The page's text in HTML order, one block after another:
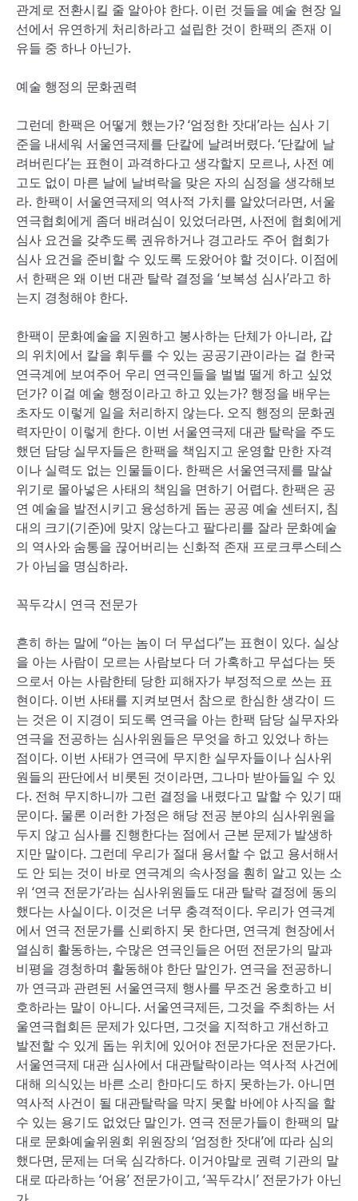
관계로 전환시킬 줄 알아야 한다. 이런 것들을 예술 현장 일
선에서 유연하게 처리하라고 설립한 것이 한팩의 존재 이
유들 중 하나 아닌가.
예술 행정의 문화권력
그런데 한팩은 어떻게 했는가? ‘엄정한 잣대’라는 심사 기
준을 내세워 서울연극제를 단칼에 날려버렸다. ‘단칼에 날
려버린다’는 표현이 과격하다고 생각할지 모르나, 사전 예
고도 없이 마른 날에 날벼락을 맞은 자의 심정을 생각해보
라. 한팩이 서울연극제의 역사적 가치를 알았더라면, 서울
연극협회에게 좀더 배려심이 있었더라면, 사전에 협회에게
심사 요건을 갖추도록 권유하거나 경고라도 주어 협회가
심사 요건을 준비할 수 있도록 도왔어야 할 것이다. 이점에
서 한팩은 왜 이번 대관 탈락 결정을 ‘보복성 심사’라고 하
는지 경청해야 한다.
한팩이 문화예술을 지원하고 봉사하는 단체가 아니라, 갑
의 위치에서 칼을 휘두를 수 있는 공공기관이라는 걸 한국
연극계에 보여주어 우리 연극인들을 벌벌 떨게 하고 싶었
던가? 이걸 예술 행정이라고 하고 있는가? 행정을 배우는
초자도 이렇게 일을 처리하지 않는다. 오직 행정의 문화권
력자만이 이렇게 한다. 이번 서울연극제 대관 탈락을 주도
했던 담당 실무자들은 한팩을 책임지고 운영할 만한 자격
이나 실력도 없는 인물들이다. 한팩은 서울연극제를 말살
위기로 몰아넣은 사태의 책임을 면하기 어렵다. 한팩은 공
연 예술을 발전시키고 융성하게 돕는 공공 예술 센터지, 침
대의 크기(기준)에 맞지 않는다고 팔다리를 잘라 문화예술
의 역사와 숨통을 끊어버리는 신화적 존재 프로크루스테스
가 아님을 명심하라.
꼭두각시 연극 전문가
흔히 하는 말에 “아는 놈이 더 무섭다”는 표현이 있다. 실상
을 아는 사람이 모르는 사람보다 더 가혹하고 무섭다는 뜻
으로서 아는 사람한테 당한 피해자가 부정적으로 쓰는 표
현이다. 이번 사태를 지켜보면서 참으로 한심한 생각이 드
는 것은 이 지경이 되도록 연극을 아는 한팩 담당 실무자와
연극을 전공하는 심사위원들은 무엇을 하고 있었나 하는
점이다. 이번 사태가 연극에 무지한 실무자들이나 심사위
원들의 판단에서 비롯된 것이라면, 그나마 받아들일 수 있
다. 전혀 무지하니까 그런 결정을 내렸다고 말할 수 있기 때
문이다. 물론 이러한 가정은 해당 전공 분야의 심사위원을
두지 않고 심사를 진행한다는 점에서 근본 문제가 발생하
지만 말이다. 그런데 우리가 절대 용서할 수 없고 용서해서
도 안 되는 것이 바로 연극계의 속사정을 훤히 알고 있는 소
위 ‘연극 전문가’라는 심사위원들도 대관 탈락 결정에 동의
했다는 사실이다. 이것은 너무 충격적이다. 우리가 연극계
에서 연극 전문가를 신뢰하지 못 한다면, 연극계 현장에서
열심히 활동하는, 수많은 연극인들은 어떤 전문가의 말과
비평을 경청하며 활동해야 한단 말인가. 연극을 전공하니
까 연극과 관련된 서울연극제 행사를 무조건 옹호하고 비
호하라는 말이 아니다. 서울연극제든, 그것을 주최하는 서
울연극협회든 문제가 있다면, 그것을 지적하고 개선하고
발전할 수 있게 돕는 위치에 있어야 전문가다운 전문가다.
서울연극제 대관 심사에서 대관탈락이라는 역사적 사건에
대해 의식있는 바른 소리 한마디도 하지 못하는가. 아니면
역사적 사건이 될 대관탈락을 막지 못할 바에야 사직을 할
수 있는 용기도 없었단 말인가. 연극 전문가들이 한팩의 말
대로 문화예술위원회 위원장의 ‘엄정한 잣대’에 따라 심의
했다면, 문제는 더욱 심각하다. 이거야말로 권력 기관의 말
대로 따라하는 ‘어용’ 전문가이고, ‘꼭두각시’ 전문가가 아닌